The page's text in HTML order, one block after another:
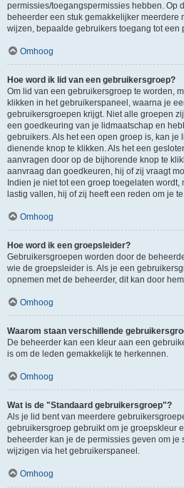
permissies/toegangspermissies hebben. Op
beheerder een stuk gemakkelijker meerdere
wijzen, bepaalde gebruikers toegang tot een
Omhoog
Hoe word ik lid van een gebruikersgroep?
Om lid van een gebruikersgroep te worden,
klikken in het gebruikerspaneel, waarna je
gebruikersgroepen krijgt. Niet alle groepen
een goedkeuring van je lidmaatschap en
gebruikers. Als het een open groep is, kan
dienende knop te klikken. Als het een
aanvragen door op de bijhorende knop te
aanvraag dan goedkeuren, hij of zij vraagt
Indien je niet tot een groep toegelaten
lastig vallen, hij of zij heeft een reden om je
Omhoog
Hoe word ik een groepsleider?
Gebruikersgroepen worden door de
wie de groepsleider is. Als je een
opnemen met de beheerder, dit kan door
Omhoog
Waarom staan verschillende
De beheerder kan een kleur aan een
is om de leden gemakkelijk te herkennen.
Omhoog
Wat is de "Standaard gebruikersgroep"?
Als je lid bent van meerdere
gebruikersgroep gebruikt om je groepskleur
beheerder kan je de permissies geven om je
wijzigen via het gebruikerspaneel.
Omhoog